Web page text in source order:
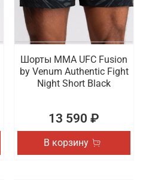
Шорты ММА UFC Fusion
by Venum Authentic Fight
Night Short Black
13 590 ₽
В корзину